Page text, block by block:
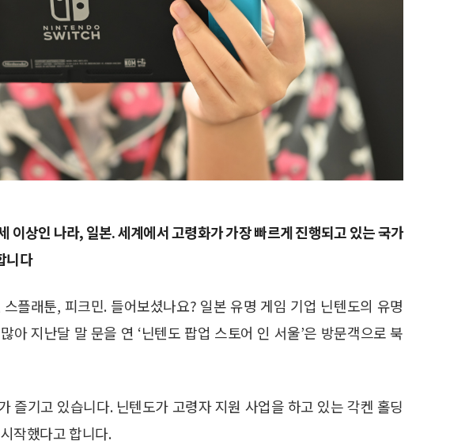
이상인 나라, 일본. 세계에서 고령화가 가장 빠르게 진행되고 있는 국가
니다
플래툰, 피크민. 들어보셨나요? 일본 유명 게임 기업 닌텐도의 유명
아 지난달 말 문을 연 ‘닌텐도 팝업 스토어 인 서울’은 방문객으로 북
즐기고 있습니다. 닌텐도가 고령자 지원 사업을 하고 있는 각켄 홀딩
작했다고 합니다.